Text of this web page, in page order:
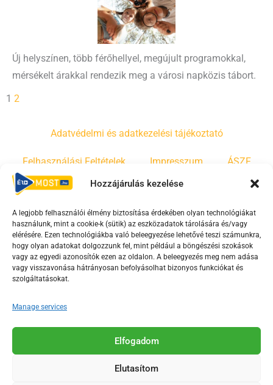
Hozzájárulás kezelése
A legjobb felhasználói élmény biztosítása érdekében olyan technológiákat
használunk, mint a cookie-k (sütik) az eszközadatok tárolására és/vagy
elérésére. Ezen technológiákba való beleegyezése lehetővé teszi számunkra,
hogy olyan adatokat dolgozzunk fel, mint például a böngészési szokások
vagy az egyedi azonosítók ezen az oldalon. A beleegyezés meg nem adása
vagy visszavonása hátrányosan befolyásolhat bizonyos funkciókat és
szolgáltatásokat.
Manage services
Elfogadom
Elutasítom
Új helyszínen, több férőhellyel, megújult programokkal,
mérsékelt árakkal rendezik meg a városi napközis tábort.
1 2
Adatvédelmi és adatkezelési tájékoztató
Felhasználási Feltételek Impresszum ÁSZF
Irányelvek Moderálási szabályzat
F
a
c
e
o
o
-
Y
o
u
t
b
e
s
T
i
k
Az Érd Média médiaszolgáltatási tevékenységét a
Médiatanács a Magyar Média Mecenatúra program